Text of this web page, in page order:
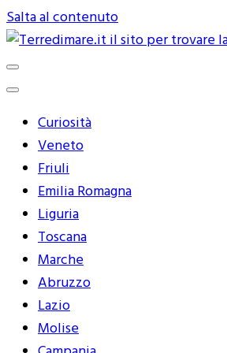
Salta al contenuto
Terredimare.it il sito
Curiosità
Veneto
Friuli
Emilia Romagna
Liguria
Toscana
Marche
Abruzzo
Lazio
Molise